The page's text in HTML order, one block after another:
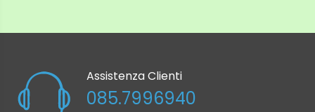
Assistenza Clienti
085.7996940